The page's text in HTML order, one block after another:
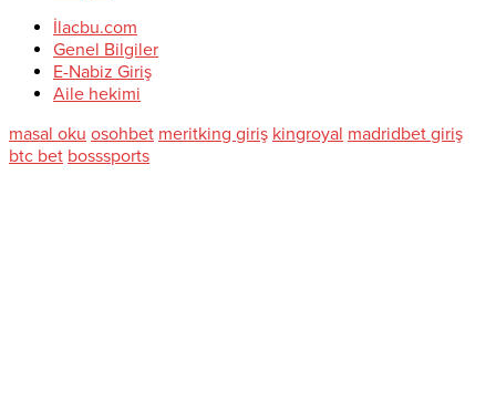
İlacbu.com
Genel Bilgiler
E-Nabiz Giriş
Aile hekimi
masal oku osohbet meritking giriş kingroyal madridbet giriş
btc bet bosssports